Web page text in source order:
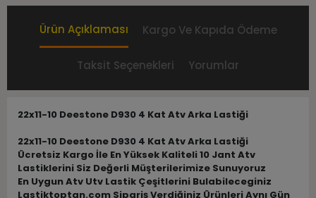
Ürün Açıklaması Kargo Ve Kapıda Ödeme
Taksit Seçenekleri Yorumlar
22x11-10 Deestone D930 4 Kat Atv Arka Lastiği
22x11-10 Deestone D930 4 Kat Atv Arka Lastiği
Ücretsiz Kargo İle En Yüksek Kaliteli 10 Jant Atv
Lastiklerini Siz Değerli Müşterilerimize Sunuyoruz
En Uygun Atv Utv Lastik Çeşitlerini Bulabileceginiz
Lastiktoptan.com Sipariş Verdiğiniz Ürünleri Aynı Gün